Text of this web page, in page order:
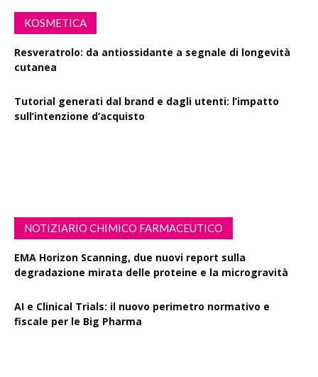
KOSMETICA
Resveratrolo: da antiossidante a segnale di longevità
cutanea
Tutorial generati dal brand e dagli utenti: l’impatto
sull’intenzione d’acquisto
NOTIZIARIO CHIMICO FARMACEUTICO
EMA Horizon Scanning, due nuovi report sulla
degradazione mirata delle proteine e la microgravità
AI e Clinical Trials: il nuovo perimetro normativo e
fiscale per le Big Pharma